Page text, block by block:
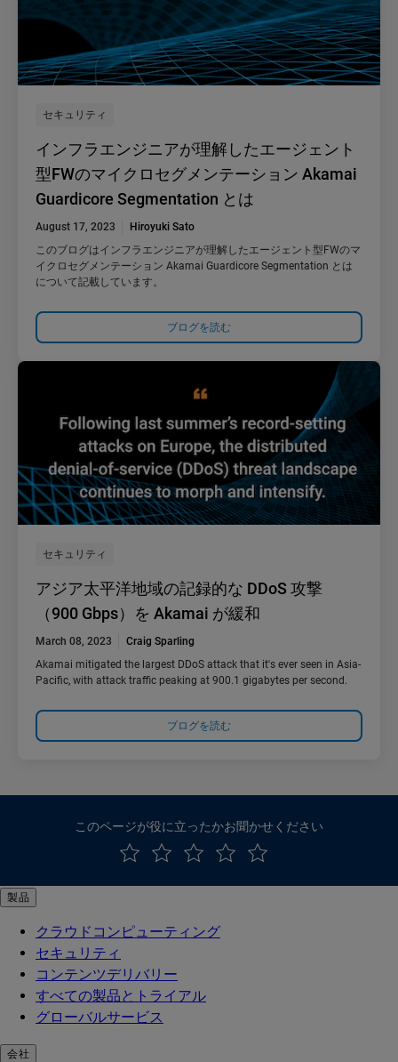
セキュリティ
インフラエンジニアが理解したエージェント
型FWのマイクロセグメンテーション Akamai
Guardicore Segmentation とは
August 17, 2023
Hiroyuki Sato
このブログはインフラエンジニアが理解したエージェント型FWのマ
イクロセグメンテーション Akamai Guardicore Segmentation とは
について記載しています。
ブログを読む
セキュリティ
アジア太平洋地域の記録的な DDoS 攻撃
（900 Gbps）を Akamai が緩和
March 08, 2023
Craig Sparling
Akamai mitigated the largest DDoS attack that it's ever seen in Asia-
Pacific, with attack traffic peaking at 900.1 gigabytes per second.
ブログを読む
このページが役に立ったかお聞かせください
製品
クラウドコンピューティング
セキュリティ
コンテンツデリバリー
すべての製品とトライアル
グローバルサービス
会社